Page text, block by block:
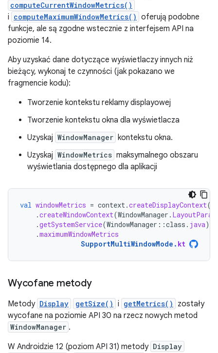
computeCurrentWindowMetrics()
i computeMaximumWindowMetrics() oferują podobne
funkcje, ale są zgodne wstecznie z interfejsem API na
poziomie 14.
Aby uzyskać dane dotyczące wyświetlaczy innych niż
bieżący, wykonaj te czynności (jak pokazano we
fragmencie kodu):
Tworzenie kontekstu reklamy displayowej
Tworzenie kontekstu okna dla wyświetlacza
Uzyskaj WindowManager kontekstu okna.
Uzyskaj WindowMetrics maksymalnego obszaru
wyświetlania dostępnego dla aplikacji
val windowMetrics = context.createDisplayContext(
.createWindowContext(WindowManager .
.getSystemService(WindowManager ::class . java)
.maximumWindowMetrics
SupportMultiWindowMode . kt
Wycofane metody
Metody Display getSize() i getMetrics()
zostały
wycofane na poziomie API 30 na rzecz nowych metod
WindowManager .
W Androidzie 12 (poziom API 31) metody Display